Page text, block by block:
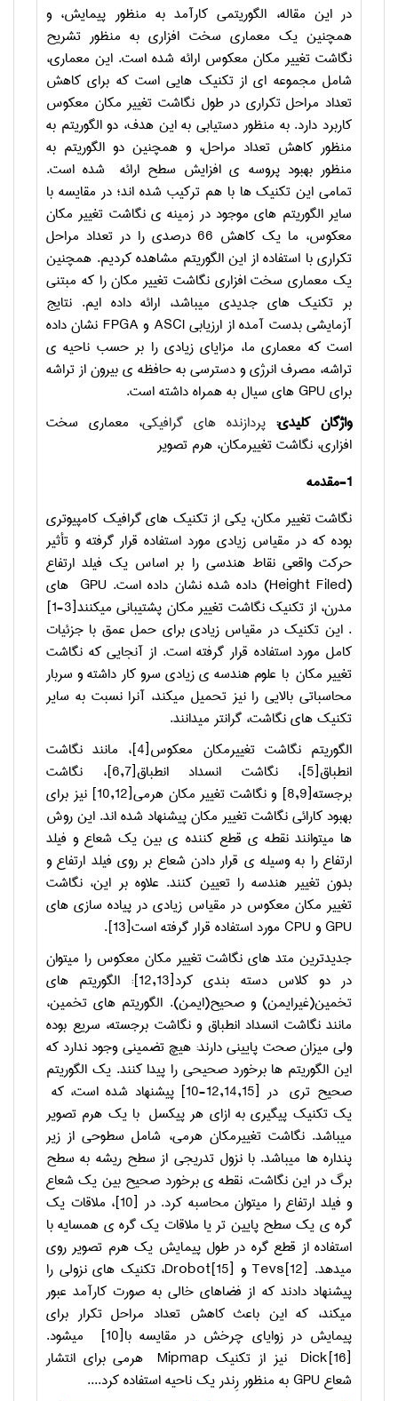
در این مقاله، الگوریتمی کارآمد به منظور پیمایش، و
همچنین یک معماری سخت افزاری به منظور تشریح
نگاشت تغییر مکان معکوس ارائه شده است. این معماری،
شامل مجموعه ای از تکنیک هایی است که برای کاهش
تعداد مراحل تکراری در طول نگاشت تغییر مکان معکوس
کاربرد دارد. به منظور دستیابی به این هدف، دو الگوریتم به
منظور کاهش تعداد مراحل، و همچنین دو الگوریتم به
منظور بهبود پروسه ی افزایش سطح ارائه شده است.
تمامی این تکنیک ها با هم ترکیب شده اند؛ در مقایسه با
سایر الگوریتم های موجود در زمینه ی نگاشت تغییر مکان
معکوس، ما یک کاهش 66 درصدی را در تعداد مراحل
تکراری با استفاده از این الگوریتم مشاهده کردیم. همچنین
یک معماری سخت افزاری نگاشت تغییر مکان را که مبتنی
بر تکنیک های جدیدی می­باشد، ارائه داده ایم. نتایج
آزمایشی بدست آمده از ارزیابیASCI وFPGA نشان داده
است که معماری ما، مزایای زیادی را بر حسب ناحیه ی
تراشه، مصرف انرژی و دسترسی به حافظه ی بیرون از تراشه
برای GPU های سیال به همراه داشته است.
واژگان کلیدی: پردازنده های گرافیکی، معماری سخت
افزاری، نگاشت تغییرمکان، هرم تصویر
1-مقدمه
نگاشت تغییر مکان، یکی از تکنیک های گرافیک کامپیوتری
بوده که در مقیاس زیادی مورد استفاده قرار گرفته و تأثیر
حرکت واقعی نقاط هندسی را بر اساس یک فیلد ارتفاع
(Height Filed) داده شده نشان داده است. GPU های
مدرن، از تکنیک نگاشت تغییر مکان پشتیبانی می­کنند[1-3]
. این تکنیک در مقیاس زیادی برای حمل عمق با جزئیات
کامل مورد استفاده قرار گرفته است. از آنجایی که نگاشت
تغییر مکان با علوم هندسه ی زیادی سرو کار داشته و سربار
محاسباتی بالایی را نیز تحمیل می­کند، آنرا نسبت به سایر
تکنیک های نگاشت، گرانتر می­دانند.
الگوریتم نگاشت تغییرمکان معکوس[4]، مانند نگاشت
انطباق[5]، نگاشت انسداد انطباق[6,7]، نگاشت
برجسته[8,9] و نگاشت تغییر مکان هرمی[10,12] نیز برای
بهبود کارائی نگاشت تغییر مکان پیشنهاد شده اند. این روش
ها می­توانند نقطه ی قطع کننده ی بین یک شعاع و فیلد
ارتفاع را به وسیله ی قرار دادن شعاع بر روی فیلد ارتفاع و
بدون تغییر هندسه را تعیین کنند. علاوه بر این، نگاشت
تغییر مکان معکوس در مقیاس زیادی در پیاده سازی های
GPUو CPU مورد استفاده قرار گرفته است[13]
.
جدیدترین متد های نگاشت تغییر مکان معکوس را می­توان
در دو کلاس دسته بندی کرد[12,13]: الگوریتم های
تخمین(غیرایمن) و صحیح(ایمن). الگوریتم های تخمین،
مانند نگاشت انسداد انطباق و نگاشت برجسته، سریع بوده
ولی میزان صحت پایینی دارند: هیچ تضمینی وجود ندارد که
این الگوریتم ها برخورد صحیحی را پیدا کنند. یک الگوریتم
صحیح تری در [10-12,14,15] پیشنهاد شده است، که
یک تکنیک پیگیری به ازای هر پیکسل با یک هرم تصویر
می­باشد. نگاشت تغییرمکان هرمی، شامل سطوحی از زیر
پنداره ها می­باشد. با نزول تدریجی از سطح ریشه به سطح
برگ در این نگاشت، نقطه ی برخورد صحیح بین یک شعاع
و فیلد ارتفاع را می­توان محاسبه کرد. در [10]، ملاقات یک
گره ی یک سطح پایین تر یا ملاقات یک گره ی همسایه با
استفاده از قطع گره در طول پیمایش یک هرم تصویر روی
می­دهد. Tevs[12] و Drobot[15]، تکنیک های نزولی را
پیشنهاد دادند که از فضاهای خالی به صورت کارآمد عبور
می­کند، که این باعث کاهش تعداد مراحل تکرار برای
پیمایش در زوایای چرخش در مقایسه با[10]
می­شود.
Dick[16] نیز از تکنیک Mipmap
هرمی برای انتشار
شعاع GPU به منظور رِندر یک ناحیه استفاده کرد....